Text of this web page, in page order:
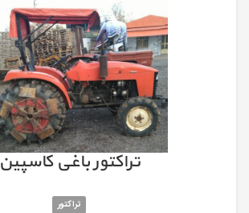
تراکتور باغی کاسپین
تراکتور